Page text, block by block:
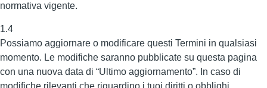
normativa vigente.
1.4
Possiamo aggiornare o modificare questi Termini in qualsiasi
momento. Le modifiche saranno pubblicate su questa pagina
con una nuova data di “Ultimo aggiornamento”. In caso di
modifiche rilevanti che riguardino i tuoi diritti o obblighi,